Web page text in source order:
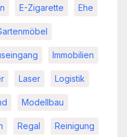
E-Zigarette Ehe
Immobilien
Laser Logistik
Modellbau
Regal Reinigung